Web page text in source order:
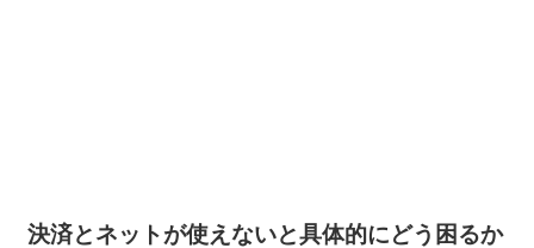
決済とネットが使えないと具体的にどう困るか